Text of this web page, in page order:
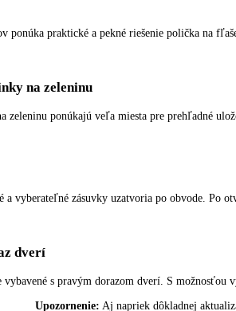
mrazničky a tým umožňuje veľmi rýchlu
zásuviek a za nimi sa nachádzajúcimi